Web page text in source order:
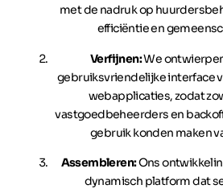
met de nadruk op
efficiëntie en
Verfijnen:We
gebruiksvriendelijke interface
webapplicaties, zodat
vastgoedbeheerders en
gebruik konden maken
Assembleren:Ons
dynamisch platform dat